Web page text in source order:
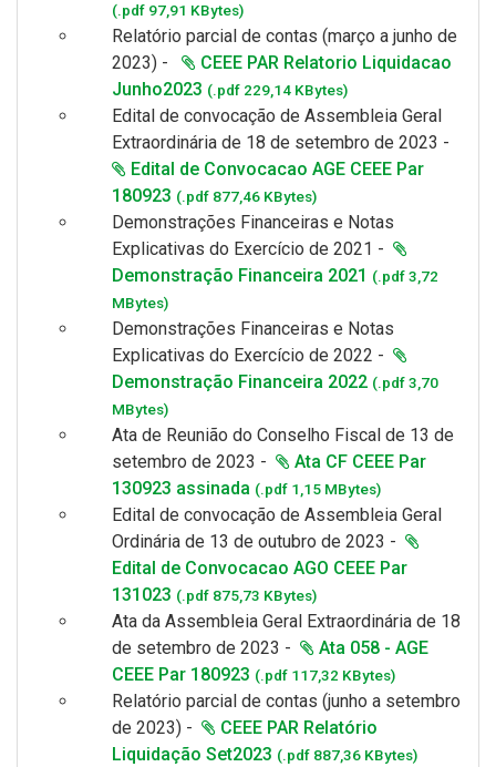
(.pdf 97,91 KBytes)
Relatório parcial de contas (março a junho de
2023) -
CEEE PAR Relatorio Liquidacao
Junho2023 (.pdf 229,14 KBytes)
Edital de convocação de Assembleia Geral
Extraordinária de 18 de setembro de 2023 -
Edital de Convocacao AGE CEEE Par
180923 (.pdf 877,46 KBytes)
Demonstrações Financeiras e Notas
Explicativas do Exercício de 2021 -
Demonstração Financeira 2021 (.pdf 3,72
MBytes)
Demonstrações Financeiras e Notas
Explicativas do Exercício de 2022 -
Demonstração Financeira 2022 (.pdf 3,70
MBytes)
Ata de Reunião do Conselho Fiscal de 13 de
setembro de 2023 -
Ata CF CEEE Par
130923 assinada (.pdf 1,15 MBytes)
Edital de convocação de Assembleia Geral
Ordinária de 13 de outubro de 2023 -
Edital de Convocacao AGO CEEE Par
131023 (.pdf 875,73 KBytes)
Ata da Assembleia Geral Extraordinária de 18
de setembro de 2023 -
Ata 058 - AGE
CEEE Par 180923 (.pdf 117,32 KBytes)
Relatório parcial de contas (junho a setembro
de 2023) -
CEEE PAR Relatório
Liquidação Set2023 (.pdf 887,36 KBytes)